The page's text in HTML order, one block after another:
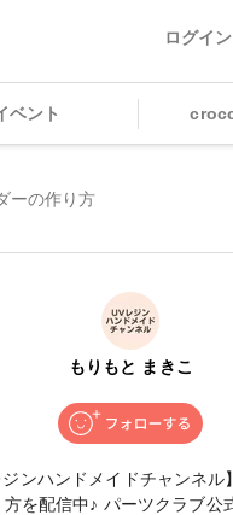
ログイン
ベント
ーの作り方
もりもと まきこ
ジンハンドメイドチャンネル
方を配信中♪ パーツクラブ公